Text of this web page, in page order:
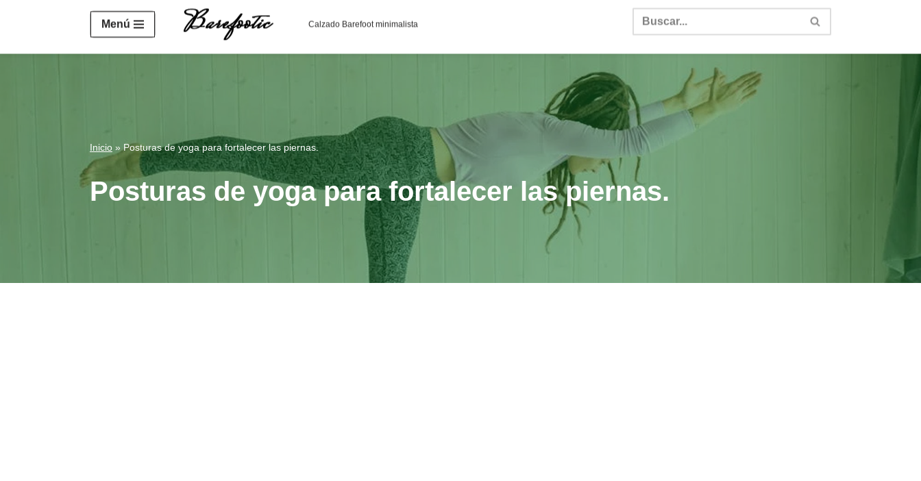
https://salesiq.zohopublic.eu/widget?wc=siq4a1451e70fa5f95c0398aa2df141a4ab237876b314bf4c92f4942fed1c49e92d
Saltar
Menú Calzado Barefoot minimalista
Inicio » Posturas de yoga para fortalecer las piernas.
Posturas de yoga para fortalecer las piernas.